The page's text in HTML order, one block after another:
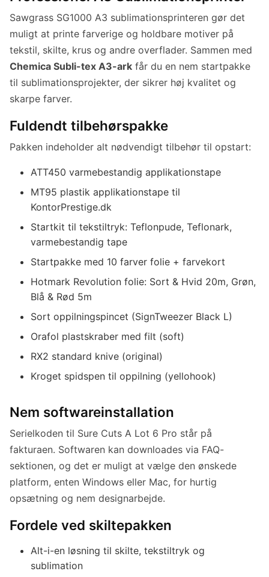
Sawgrass SG1000 A3 sublimationsprinteren gør det
muligt at printe farverige og holdbare motiver på
tekstil, skilte, krus og andre overflader. Sammen med
Chemica Subli-tex A3-ark får du en nem startpakke
til sublimationsprojekter, der sikrer høj kvalitet og
skarpe farver.
Fuldendt tilbehørspakke
Pakken indeholder alt nødvendigt tilbehør til opstart:
ATT450 varmebestandig applikationstape
MT95 plastik applikationstape til
KontorPrestige.dk
Startkit til tekstiltryk: Teflonpude, Teflonark,
varmebestandig tape
Startpakke med 10 farver folie + farvekort
Hotmark Revolution folie: Sort & Hvid 20m, Grøn,
Blå & Rød 5m
Sort oppilningspincet (SignTweezer Black L)
Orafol plastskraber med filt (soft)
RX2 standard knive (original)
Kroget spidspen til oppilning (yellohook)
Nem softwareinstallation
Serielkoden til Sure Cuts A Lot 6 Pro står på
fakturaen. Softwaren kan downloades via FAQ-
sektionen, og det er muligt at vælge den ønskede
platform, enten Windows eller Mac, for hurtig
opsætning og nem designarbejde.
Fordele ved skiltepakken
Alt-i-en løsning til skilte, tekstiltryk og
sublimation